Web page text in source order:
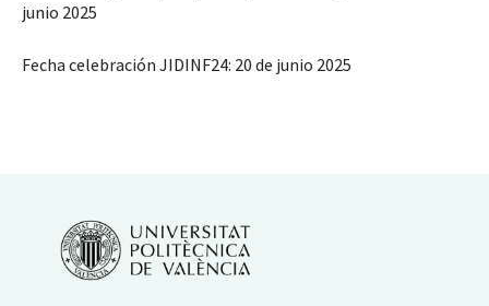
junio 2025
Fecha celebración JIDINF24: 20 de junio 2025